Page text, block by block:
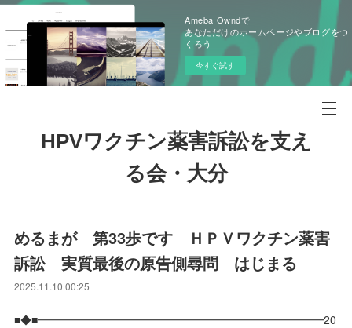
Ameba Owndで
あなただけのホームページやブログをつ
くろう
今すぐ試す
HPVワクチン薬害訴訟を支え
る会・大分
めるまが 第33歩です ＨＰＶワクチン薬害
訴訟 実質最後の原告側尋問 はじまる
2025.11.10 00:25
■◆■━━━━━━━━━━━━━━━━━━━━━━━━━━20